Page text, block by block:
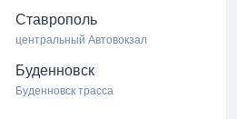
Ставрополь
центральный Автовокзал
Буденновск
Буденновск трасса